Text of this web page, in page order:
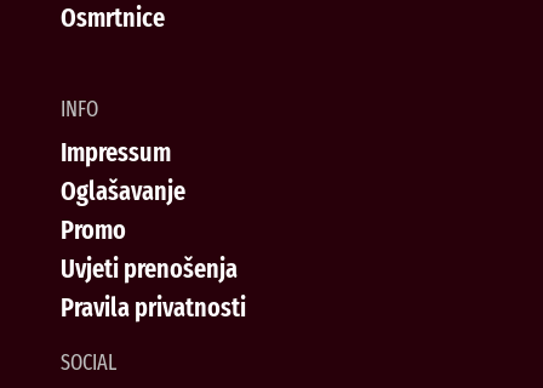
Osmrtnice
INFO
Impressum
Oglašavanje
Promo
Uvjeti prenošenja
Pravila privatnosti
SOCIAL